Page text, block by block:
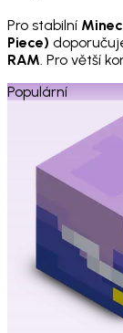
Pro stabilní
Piece)
RAM. Pro větší
Populární